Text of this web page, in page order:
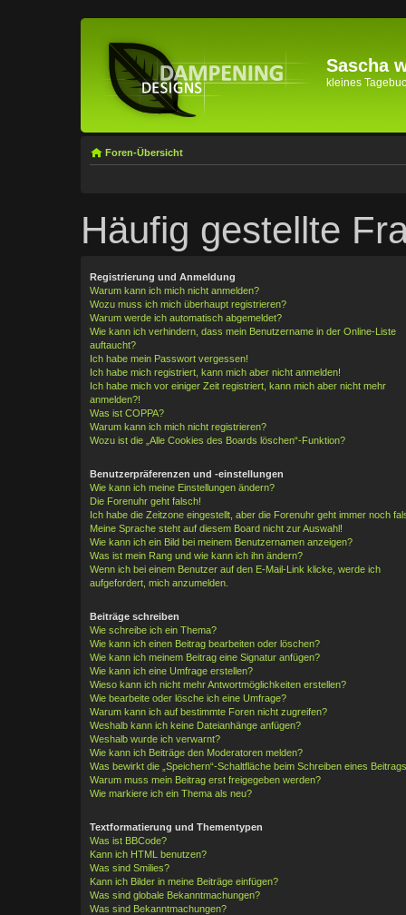
Sascha
kleines
Foren-Übersicht
Häufig gestellte
Registrierung und Anmeldung
Warum kann ich mich nicht anmelden?
Wozu muss ich mich überhaupt registrieren?
Warum werde ich automatisch abgemeldet?
Wie kann ich verhindern, dass mein Benutzername in der Online-Liste
auftaucht?
Ich habe mein Passwort vergessen!
Ich habe mich registriert, kann mich aber nicht anmelden!
Ich habe mich vor einiger Zeit registriert, kann mich aber nicht mehr
anmelden?!
Was ist COPPA?
Warum kann ich mich nicht registrieren?
Wozu ist die „Alle Cookies des Boards löschen“-Funktion?
Benutzerpräferenzen und -einstellungen
Wie kann ich meine Einstellungen ändern?
Die Forenuhr geht falsch!
Ich habe die Zeitzone eingestellt, aber die Forenuhr geht immer noch
Meine Sprache steht auf diesem Board nicht zur Auswahl!
Wie kann ich ein Bild bei meinem Benutzernamen anzeigen?
Was ist mein Rang und wie kann ich ihn ändern?
Wenn ich bei einem Benutzer auf den E-Mail-Link klicke, werde ich
aufgefordert, mich anzumelden.
Beiträge schreiben
Wie schreibe ich ein Thema?
Wie kann ich einen Beitrag bearbeiten oder löschen?
Wie kann ich meinem Beitrag eine Signatur anfügen?
Wie kann ich eine Umfrage erstellen?
Wieso kann ich nicht mehr Antwortmöglichkeiten erstellen?
Wie bearbeite oder lösche ich eine Umfrage?
Warum kann ich auf bestimmte Foren nicht zugreifen?
Weshalb kann ich keine Dateianhänge anfügen?
Weshalb wurde ich verwarnt?
Wie kann ich Beiträge den Moderatoren melden?
Was bewirkt die „Speichern“-Schaltfläche beim Schreiben eines
Warum muss mein Beitrag erst freigegeben werden?
Wie markiere ich ein Thema als neu?
Textformatierung und Thementypen
Was ist BBCode?
Kann ich HTML benutzen?
Was sind Smilies?
Kann ich Bilder in meine Beiträge einfügen?
Was sind globale Bekanntmachungen?
Was sind Bekanntmachungen?